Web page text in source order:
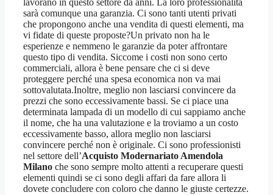
lavorano in questo settore da anni. La loro professionalità
sarà comunque una garanzia. Ci sono tanti utenti privati
che propongono anche una vendita di questi elementi, ma
vi fidate di queste proposte?Un privato non ha le
esperienze e nemmeno le garanzie da poter affrontare
questo tipo di vendita. Siccome i costi non sono certo
commerciali, allora è bene pensare che ci si deve
proteggere perché una spesa economica non va mai
sottovalutata.Inoltre, meglio non lasciarsi convincere da
prezzi che sono eccessivamente bassi. Se ci piace una
determinata lampada di un modello di cui sappiamo anche
il nome, che ha una valutazione e la troviamo a un costo
eccessivamente basso, allora meglio non lasciarsi
convincere perché non è originale. Ci sono professionisti
nel settore dell’Acquisto Modernariato Amendola
Milano che sono sempre molto attenti a recuperare questi
elementi quindi se ci sono degli affari da fare allora li
dovete concludere con coloro che danno le giuste certezze.